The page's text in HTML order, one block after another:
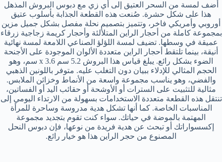
أضف لمسة من السحر العتيق إلى أي زي مع دبوس البروش المذهل
هذا على شكل حشرة. صُنعت هذه القطعة الجذابة بأسلوب عتيق
أوروبي وأمريكي فاخر، وتتميز بتصميم نحلة مفصل بشكل جميل مزين
بمجموعة كاملة من أحجار الراين المتلألئة وأحجار كريمة زجاجية زرقاء
عميقة في وسطها. تضيف لمسة اللؤلؤ الصناعي اللامعة لمسة نهائية
أنيقة، بينما تلتقط أحجار الراين متعددة الألوان الموجودة على الأجنحة
الضوء بشكل رائع. يبلغ قياس هذا البروش 5.2 سم x 3.6 سم، وهو
الحجم المثالي للإدلاء ببيان دون التغلب عليه. متوفر باللونين الذهبي
والفضي، وهو يناسب مجموعة واسعة من الأنماط وخزائن الملابس.
مثالية للتثبيت على السترات أو الأوشحة أو حقائب اليد أو الفساتين،
تنتقل هذه القطعة متعددة الاستخدامات بسهولة من الارتداء اليومي إلى
المناسبات الخاصة. كما أنها تشكل هدية مدروسة وساحرة للمرأة
المهتمة بالموضة في حياتك. سواء كنت تقوم بتجديد مجموعة
إكسسواراتك أو تبحث عن هدية فريدة من نوعها، فإن دبوس النحل
المصنوع من حجر الراين هذا هو خيار رائع.